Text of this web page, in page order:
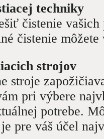
techniky
čistenie
čistenie
strojov
stroje
pri výbere
potrebe.
pre váš účel